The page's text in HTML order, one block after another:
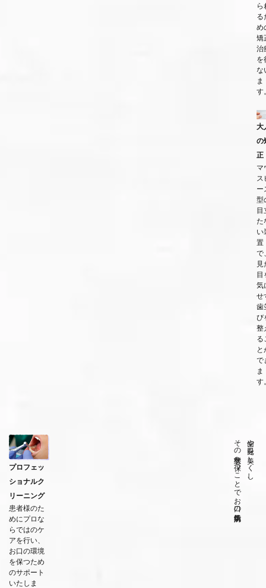
ら
る
め
矯
治
を
な
ま
す
大
の
正
マ
ス
ー
型
目
た
い
置
で
見
目
気
せ
歯
び
整
る
と
で
ま
す
歯や口元を美しくし、
その状態を保つことでお口の病気予防に
プロフェッ
ショナルク
リーニング
患者様のた
めにプロな
らではのケ
アを行い、
お口の環境
を保つため
のサポート
いたしま